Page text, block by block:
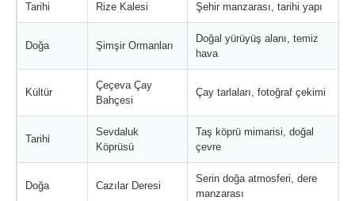
Tarihi Rize Kalesi Şehir manzarası, tarihi yapı
Doğa Şimşir Ormanları
Doğal yürüyüş alanı, temiz
hava
Kültür
Çeçeva Çay
Bahçesi
Çay tarlaları, fotoğraf çekimi
Tarihi
Sevdaluk
Köprüsü
Taş köprü mimarisi, doğal
çevre
Doğa Cazılar Deresi
Serin doğa atmosferi, dere
manzarası